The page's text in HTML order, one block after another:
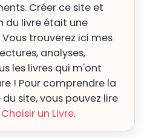
Créer ce site et
du livre était une
trouverez ici mes
analyses,
les livres qui m'ont
! Pour comprendre la
site, vous pouvez lire
un Livre.